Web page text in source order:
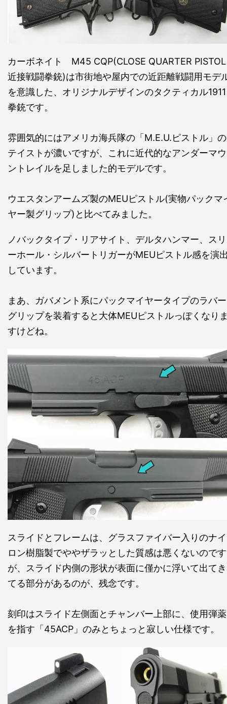
カーボネイト M45 CQP(CLOSE QUARTER
近接戦闘拳銃)は市街地や屋内での近距離戦闘用モデ
を意識した、オリジナルデザインのタクティカル1911
拳銃です。
雰囲気的にはアメリカ海兵隊の「M.E.U.ピストル」の
テイストが濃いですが、これに近代的なアンダーマウ
ントレイルを足しました的モデルです。
ウエスタンアームズ製のMEUピストル(実物パックマ
ヤー製グリップ)と比べてみました。
ノバックタイプ・リアサイト、デルタハンマー、スリ
ーホール・シルバートリガーがMEUピストル感を演
しています。
まあ、ガバメント系にパックマイヤータイプのラバー
グリップを装着すると大体MEUピストルっぽくなり
すけどね。
スライドとフレームは、グラスファイバー入りのナイ
ロン樹脂製でややザラッとした質感は悪くないのです
が、スライド内側の形状が表面に僅かに浮いて出てき
てる部分があるのが、残念です。
刻印はスライド左側面とチャンバー上部に、使用弾薬
を指す「45ACP」のみとちょっと寂しい仕様です。